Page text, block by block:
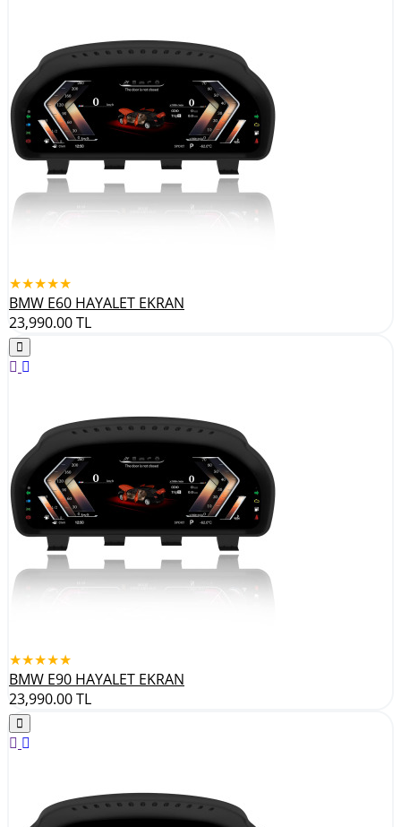
★★★★★
BMW E60 HAYALET EKRAN
23,990.00TL
★★★★★
BMW E90 HAYALET EKRAN
23,990.00TL